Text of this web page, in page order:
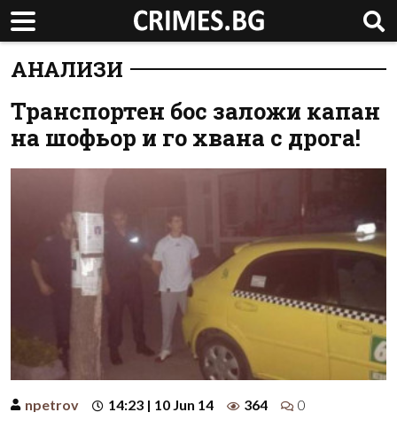
АНАЛИЗИ
Транспортен бос заложи капан
на шофьор и го хвана с дрога!
npetrov 14:23 | 10 Jun 14 364 0